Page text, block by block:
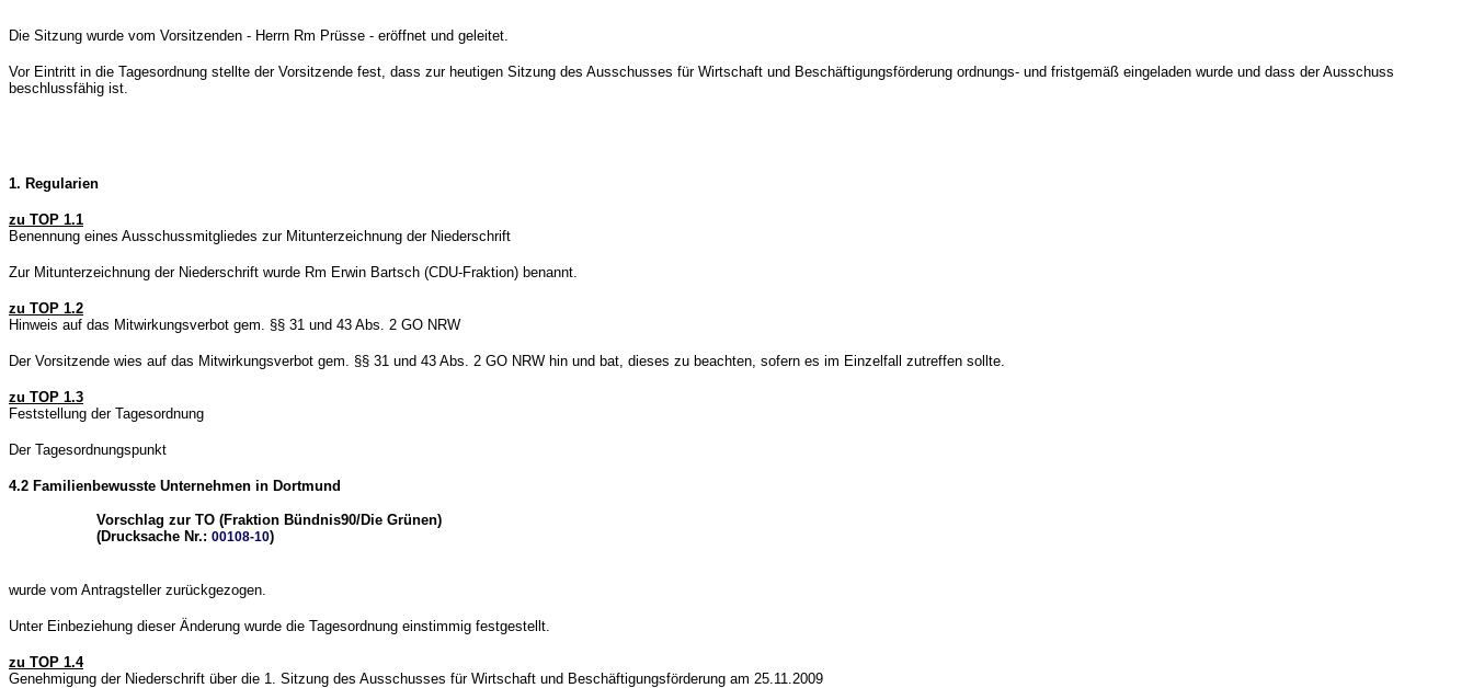
Die Sitzung wurde vom Vorsitzenden - Herrn Rm Prüsse - eröffnet und geleitet.
Vor Eintritt in die Tagesordnung stellte der Vorsitzende fest, dass zur heutigen Sitzung des Ausschusses für Wirtschaft und Beschäftigungsförderung ordnungs- und fristgemäß eingeladen wurde und dass der Ausschuss
beschlussfähig ist.
1. Regularien
zu TOP 1.1
Benennung eines Ausschussmitgliedes zur Mitunterzeichnung der Niederschrift
Zur Mitunterzeichnung der Niederschrift wurde Rm Erwin Bartsch (CDU-Fraktion) benannt.
zu TOP 1.2
Hinweis auf das Mitwirkungsverbot gem. §§ 31 und 43 Abs. 2 GO NRW
Der Vorsitzende wies auf das Mitwirkungsverbot gem. §§ 31 und 43 Abs. 2 GO NRW hin und bat, dieses zu beachten, sofern es im Einzelfall zutreffen sollte.
zu TOP 1.3
Feststellung der Tagesordnung
Der Tagesordnungspunkt
4.2 Familienbewusste Unternehmen in Dortmund
Vorschlag zur TO (Fraktion Bündnis90/Die Grünen)
(Drucksache Nr.: 00108-10)
wurde vom Antragsteller zurückgezogen.
Unter Einbeziehung dieser Änderung wurde die Tagesordnung einstimmig festgestellt.
zu TOP 1.4
Genehmigung der Niederschrift über die 1. Sitzung des Ausschusses für Wirtschaft und Beschäftigungsförderung am 25.11.2009